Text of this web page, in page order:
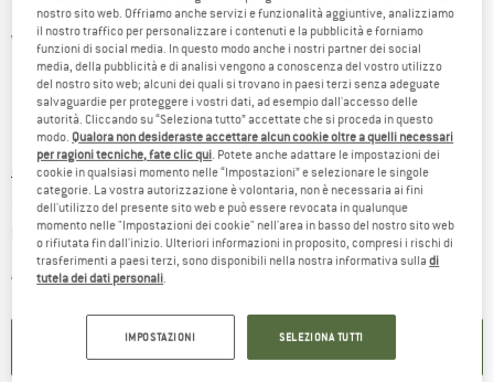
Viste dettagliate
Prezzo originale :
9,00€
Prezzo:
8,10€ incl. IVA
più Spese di spedizioneInformazioni sui costi di spedizione. Si apre in
Articolo purtroppo attualmente esaurito Il link si apre in una casella
ATTIVA LA NOTIFICA
nostro sito web. Offriamo anche servizi e funzionalità aggiuntive, analizziamo
il nostro traffico per personalizzare i contenuti e la pubblicità e forniamo
funzioni di social media. In questo modo anche i nostri partner dei social
media, della pubblicità e di analisi vengono a conoscenza del vostro utilizzo
del nostro sito web; alcuni dei quali si trovano in paesi terzi senza adeguate
salvaguardie per proteggere i vostri dati, ad esempio dall'accesso delle
autorità. Cliccando su “Seleziona tutto” accettate che si proceda in questo
modo. Qualora non desideraste accettare alcun cookie oltre a quelli necessari
per ragioni tecniche, fate clic qui . Potete anche adattare le impostazioni dei
cookie in qualsiasi momento nelle “Impostazioni” e selezionare le singole
categorie. La vostra autorizzazione è volontaria, non è necessaria ai fini
dell'utilizzo del presente sito web e può essere revocata in qualunque
momento nelle "Impostazioni dei cookie" nell'area in basso del nostro sito web
o rifiutata fin dall'inizio. Ulteriori informazioni in proposito, compresi i rischi di
trasferimenti a paesi terzi, sono disponibili nella nostra informativa sulladi
tutela dei dati personali
IMPOSTAZIONI SELEZIONA TUTTI